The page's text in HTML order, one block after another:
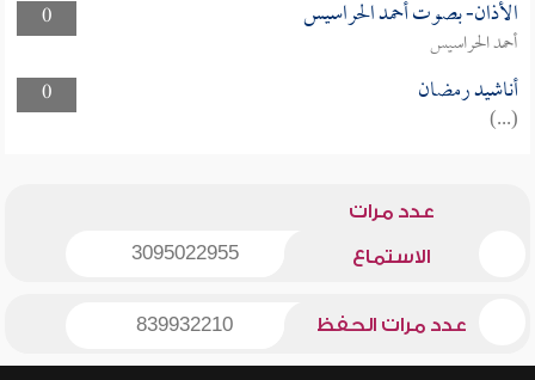
0
الأذان- بصوت أحمد الحراسيس
أحمد الحراسيس
0
أناشيد رمضان
(...)
عدد مرات
الاستماع 3095022955
عدد مرات الحفظ 839932210